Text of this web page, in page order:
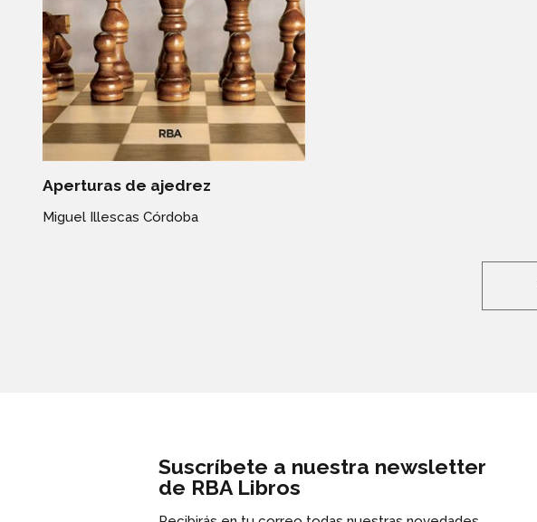
Aperturas de ajedrez
Miguel Illescas Córdoba
Suscríbete a nuestra newsletter
de RBA Libros